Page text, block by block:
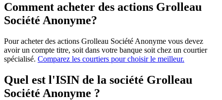
Comment acheter des actions Grolleau
Société Anonyme?
Pour acheter des actions Grolleau Société Anonyme vous devez
avoir un compte titre, soit dans votre banque soit chez un courtier
spécialisé. Comparez les courtiers pour choisir le meilleur.
Quel est l'ISIN de la société Grolleau
Société Anonyme ?